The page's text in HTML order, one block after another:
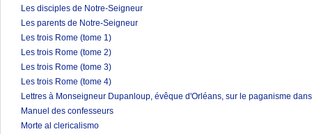
Les disciples de Notre-Seigneur
Les parents de Notre-Seigneur
Les trois Rome (tome 1)
Les trois Rome (tome 2)
Les trois Rome (tome 3)
Les trois Rome (tome 4)
Lettres à Monseigneur Dupanloup, évêque d'Orléans, sur le paganisme
Manuel des confesseurs
Morte al clericalismo